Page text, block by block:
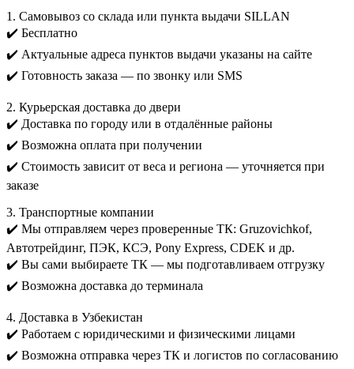
1. Самовывоз со склада или пункта выдачи SILLAN
✔️ Бесплатно
✔️ Актуальные адреса пунктов выдачи указаны на сайте
✔️ Готовность заказа — по звонку или SMS
2. Курьерская доставка до двери
✔️ Доставка по городу или в отдалённые районы
✔️ Возможна оплата при получении
✔️ Стоимость зависит от веса и региона — уточняется при
заказе
3. Транспортные компании
✔️ Мы отправляем через проверенные ТК: Gruzovichkof,
Автотрейдинг, ПЭК, КСЭ, Pony Express, CDEK и др.
✔️ Вы сами выбираете ТК — мы подготавливаем отгрузку
✔️ Возможна доставка до терминала
4. Доставка в Узбекистан
✔️ Работаем с юридическими и физическими лицами
✔️ Возможна отправка через ТК и логистов по согласованию